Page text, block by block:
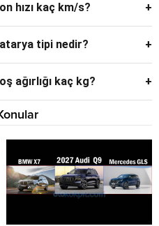
hızı kaç km/s?
130 km/s.
tipi nedir?
batarya kullanılıyor.
ağırlığı kaç kg?
1200 kg.